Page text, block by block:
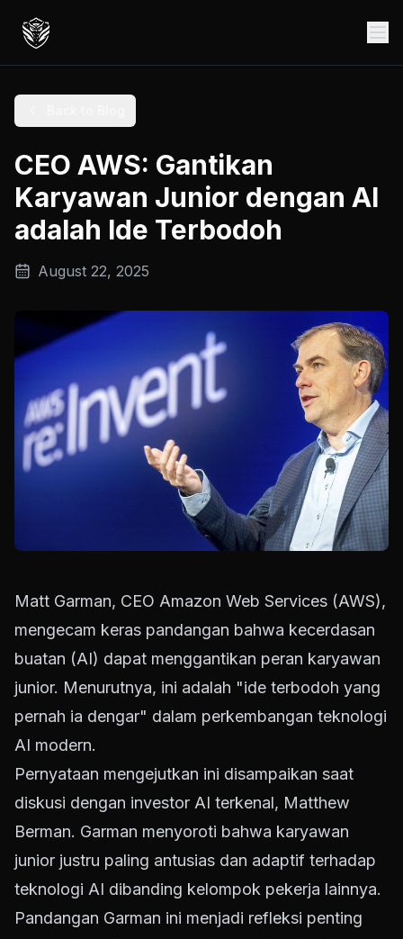
CEO AWS: Gantikan
Karyawan Junior dengan AI
adalah Ide Terbodoh
August 22, 2025
Matt Garman, CEO Amazon Web Services (AWS),
mengecam keras pandangan bahwa kecerdasan
buatan (AI) dapat menggantikan peran karyawan
junior. Menurutnya, ini adalah "ide terbodoh yang
pernah ia dengar" dalam perkembangan teknologi
AI modern.
Pernyataan mengejutkan ini disampaikan saat
diskusi dengan investor AI terkenal, Matthew
Berman. Garman menyoroti bahwa karyawan
junior justru paling antusias dan adaptif terhadap
teknologi AI dibanding kelompok pekerja lainnya.
Pandangan Garman ini menjadi refleksi penting